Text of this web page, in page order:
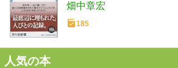
畑中章宏
185
人気の本